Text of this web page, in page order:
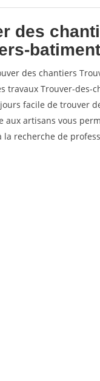
des
des chantiers
travaux Trouver-des-
facile de trouver
aux artisans vous
la recherche de